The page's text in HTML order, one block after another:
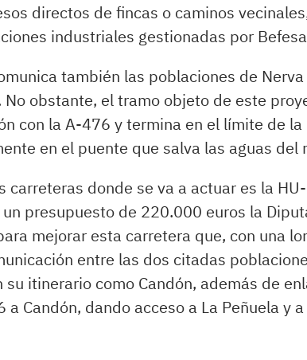
directos de fincas o caminos
industriales gestionadas por
también las poblaciones de
No obstante, el tramo objeto de este
con la A-476 y termina en el límite de
en el puente que salva las aguas del
carreteras donde se va a actuar es la
un presupuesto de 220.000 euros la
mejorar esta carretera que, con una
entre las dos citadas
su itinerario como Candón, además de
a Candón, dando acceso a La Peñuela y